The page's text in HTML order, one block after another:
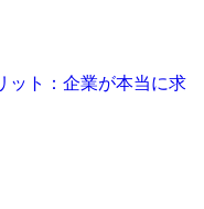
ット：企業が本当に求